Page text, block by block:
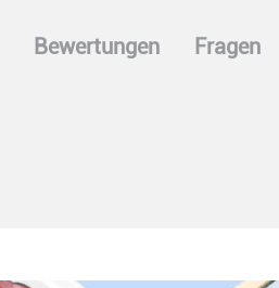
Bewertungen Fragen